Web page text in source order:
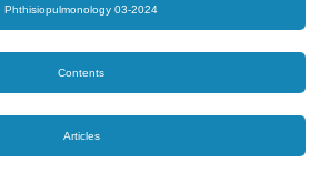
Phthisiopulmonology 03-2024
Contents
Articles